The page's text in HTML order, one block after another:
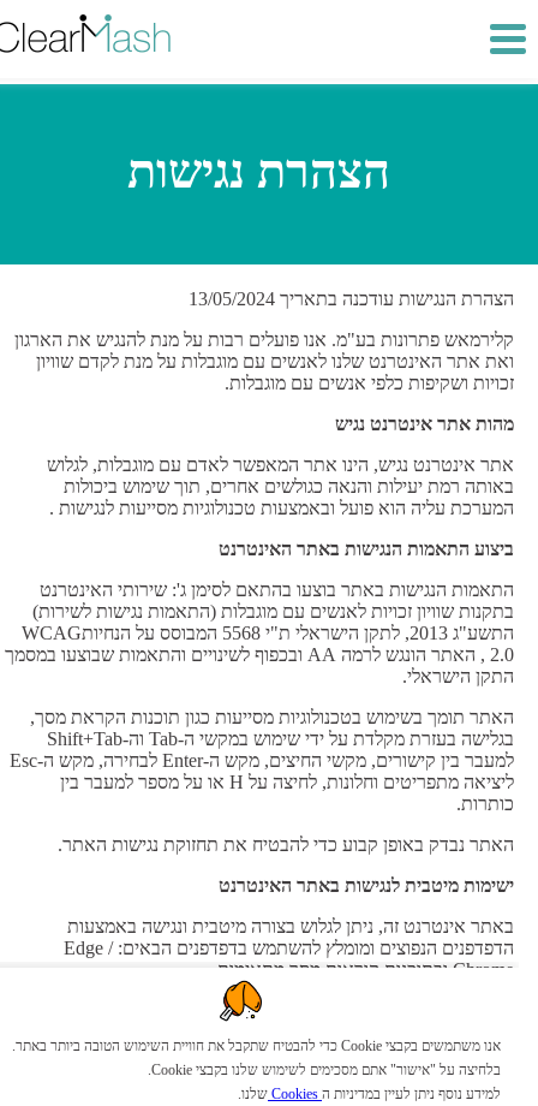
הצהרת נגישות
הצהרת הנגישות עודכנה בתאריך 13/05/2024
קלירמאש פתרונות בע"מ. אנו פועלים רבות על מנת להנגיש את הארגון
ואת אתר האינטרנט שלנו לאנשים עם מוגבלות על מנת לקדם שוויון
זכויות ושקיפות כלפי אנשים עם מוגבלות.
מהות אתר אינטרנט נגיש
אתר אינטרנט נגיש, הינו אתר המאפשר לאדם עם מוגבלות, לגלוש
באותה רמת יעילות והנאה כגולשים אחרים, תוך שימוש ביכולות
המערכת עליה הוא פועל ובאמצעות טכנולוגיות מסייעות לנגישות .
ביצוע התאמות הנגישות באתר האינטרנט
התאמות הנגישות באתר בוצעו בהתאם לסימן ג': שירותי האינטרנט
בתקנות שוויון זכויות לאנשים עם מוגבלות (התאמות נגישות לשירות)
התשע"ג 2013, לתקן הישראלי ת"י 5568 המבוסס על הנחיותWCAG
2.0 , האתר הונגש לרמה AA ובכפוף לשינויים והתאמות שבוצעו במסמך
התקן הישראלי.
האתר תומך בשימוש בטכנולוגיות מסייעות כגון תוכנות הקראת מסך,
בגלישה בעזרת מקלדת על ידי שימוש במקשי ה-Tab וה-Shift+Tab
למעבר בין קישורים, מקשי החיצים, מקש ה-Enter לבחירה, מקש ה-Esc
ליציאה מתפריטים וחלונות, לחיצה על H או על מספר למעבר בין
כותרות.
האתר נבדק באופן קבוע כדי להבטיח את תחזוקת נגישות האתר.
ישימות מיטבית לנגישות באתר האינטרנט
באתר אינטרנט זה, ניתן לגלוש בצורה מיטבית ונגישה באמצעות
הדפדפנים הנפוצים ומומלץ להשתמש בדפדפנים הבאים: Edge /
Chrome ובתוכנות קוראות מסך מתאימות.
דרכי פניה לבקשות, תקלות נגישות והצעות לשיפור:
במידה ומצאתם באתר האינטרנט בעיה בנושא הנגישות או שהנכם
זקוקים עזרה, אתם מוזמנים לפנות אלינו דרך רכז הנגישות של הארגון
בכתובת הדוא"ל accessibility@clearmash.com
אנו משתמשים בקבצי Cookie כדי להבטיח שתקבל את חוויית השימוש הטובה ביותר באתר.
בלחיצה על "אישור" אתם מסכימים לשימוש שלנו בקבצי Cookie.
למידע נוסף ניתן לעיין במדיניות הCookies שלנו.